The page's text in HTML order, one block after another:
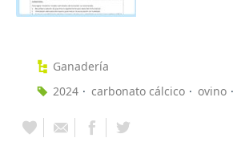
Ganadería
2024
carbonato cálcico ovino